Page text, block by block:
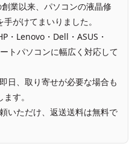
業以来、パソコンの液晶修
がけてまいりました。
・Lenovo・Dell・ASUS・
トパソコンに幅広く対応して
日、取り寄せが必要な場合も
す。
いただけ、返送送料は無料で